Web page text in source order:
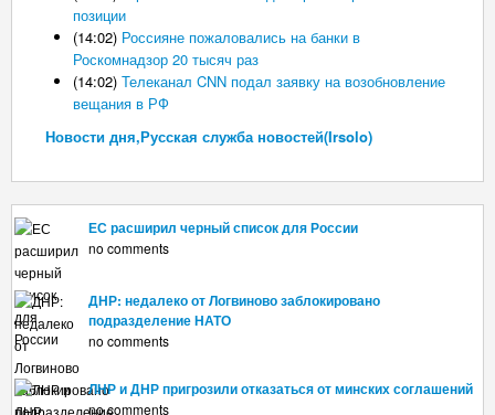
позиции
(14:02) Россияне пожаловались на банки в
Роскомнадзор 20 тысяч раз
(14:02) Телеканал CNN подал заявку на возобновление
вещания в РФ
Новости дня,Русская служба новостей(Irsolo)
ЕС расширил черный список для России
no comments
ДНР: недалеко от Логвиново заблокировано
подразделение НАТО
no comments
ЛНР и ДНР пригрозили отказаться от минских соглашений
no comments